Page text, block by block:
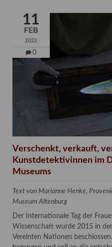
11
FEB
2022
0
Verschenkt, verkauft,
Kunstdetektivinnen im
Museums
Text von Marianne Henke,
Museum Altenburg
Der Internationale Tag der
Wissenschaft wurde 2015 in
Vereinten Nationen